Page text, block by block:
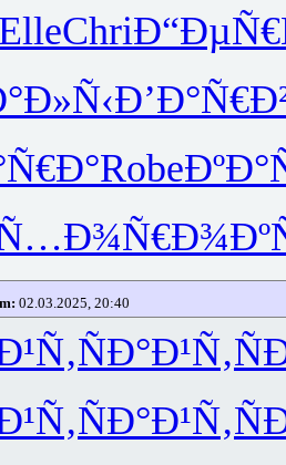
ElleChri
Robe
02.03.2025, 20:40
ÑÐ°Ð¹Ñ‚
ÑÐ°Ð¹Ñ‚